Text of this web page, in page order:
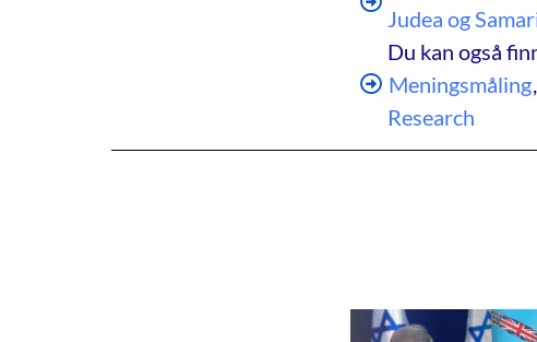
Judea og
Du kan også
Meningsmåling,
Research